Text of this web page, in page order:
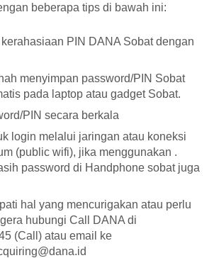
beberapa tips di bawah ini:
PIN DANA Sobat dengan
menyimpan password/PIN Sobat
pada laptop atau gadget Sobat.
PIN secara berkala
login melalui jaringan atau koneksi
(public wifi), jika menggunakan .
password di Handphone sobat juga
hal yang mencurigakan atau perlu
hubungi Call DANA di
(Call) atau email ke